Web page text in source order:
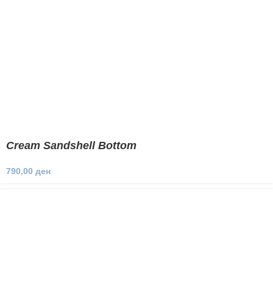
Cream Sandshell Bottom
790,00 ден